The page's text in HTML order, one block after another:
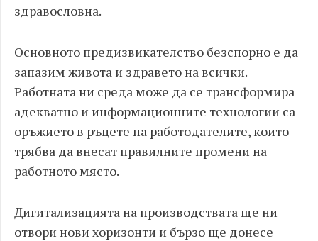
здравословна.
Основното предизвикателство безспорно е да
запазим живота и здравето на всички.
Работната ни среда може да се трансформира
адекватно и информационните технологии са
оръжието в ръцете на работодателите, които
трябва да внесат правилните промени на
работното място.
Дигитализацията на производствата ще ни
отвори нови хоризонти и бързо ще донесе